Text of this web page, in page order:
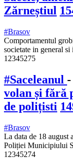
Zărneștiul
#Brasov
Comportamentul
societate in general
12345275
#Saceleanul -
volan și fără
de polițisti
#Brasov
La data de 18
Poliției Municipiului
12345274